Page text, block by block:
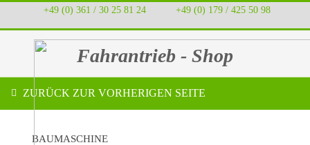
+49 (0) 361 / 30 25 81 24 +49 (0) 179 / 425 50 98
Fahrantrieb - Shop
ZURÜCK ZUR VORHERIGEN SEITE
BAUMASCHINE